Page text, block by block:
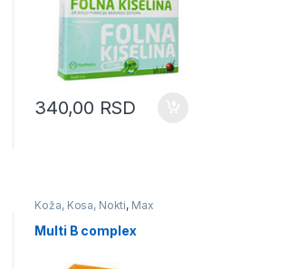
340,00 RSD
Koža, Kosa, Nokti, Max
Vitamini i Minerali
Multi B complex